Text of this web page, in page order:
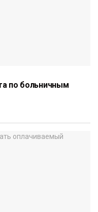
по больничным